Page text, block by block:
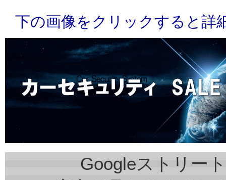
下の画像をクリックすると詳
Googleストリー